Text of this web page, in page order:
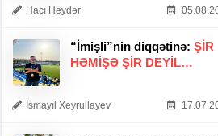
Hacı Heydər
“İmişli”nin diqqətinə: ŞIR
HƏMIŞƏ ŞIR DEYIL…
İsmayıl Xeyrullayev